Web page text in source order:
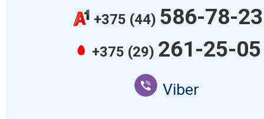
+375 (44) 586-78-23
+375 (29) 261-25-05
Viber